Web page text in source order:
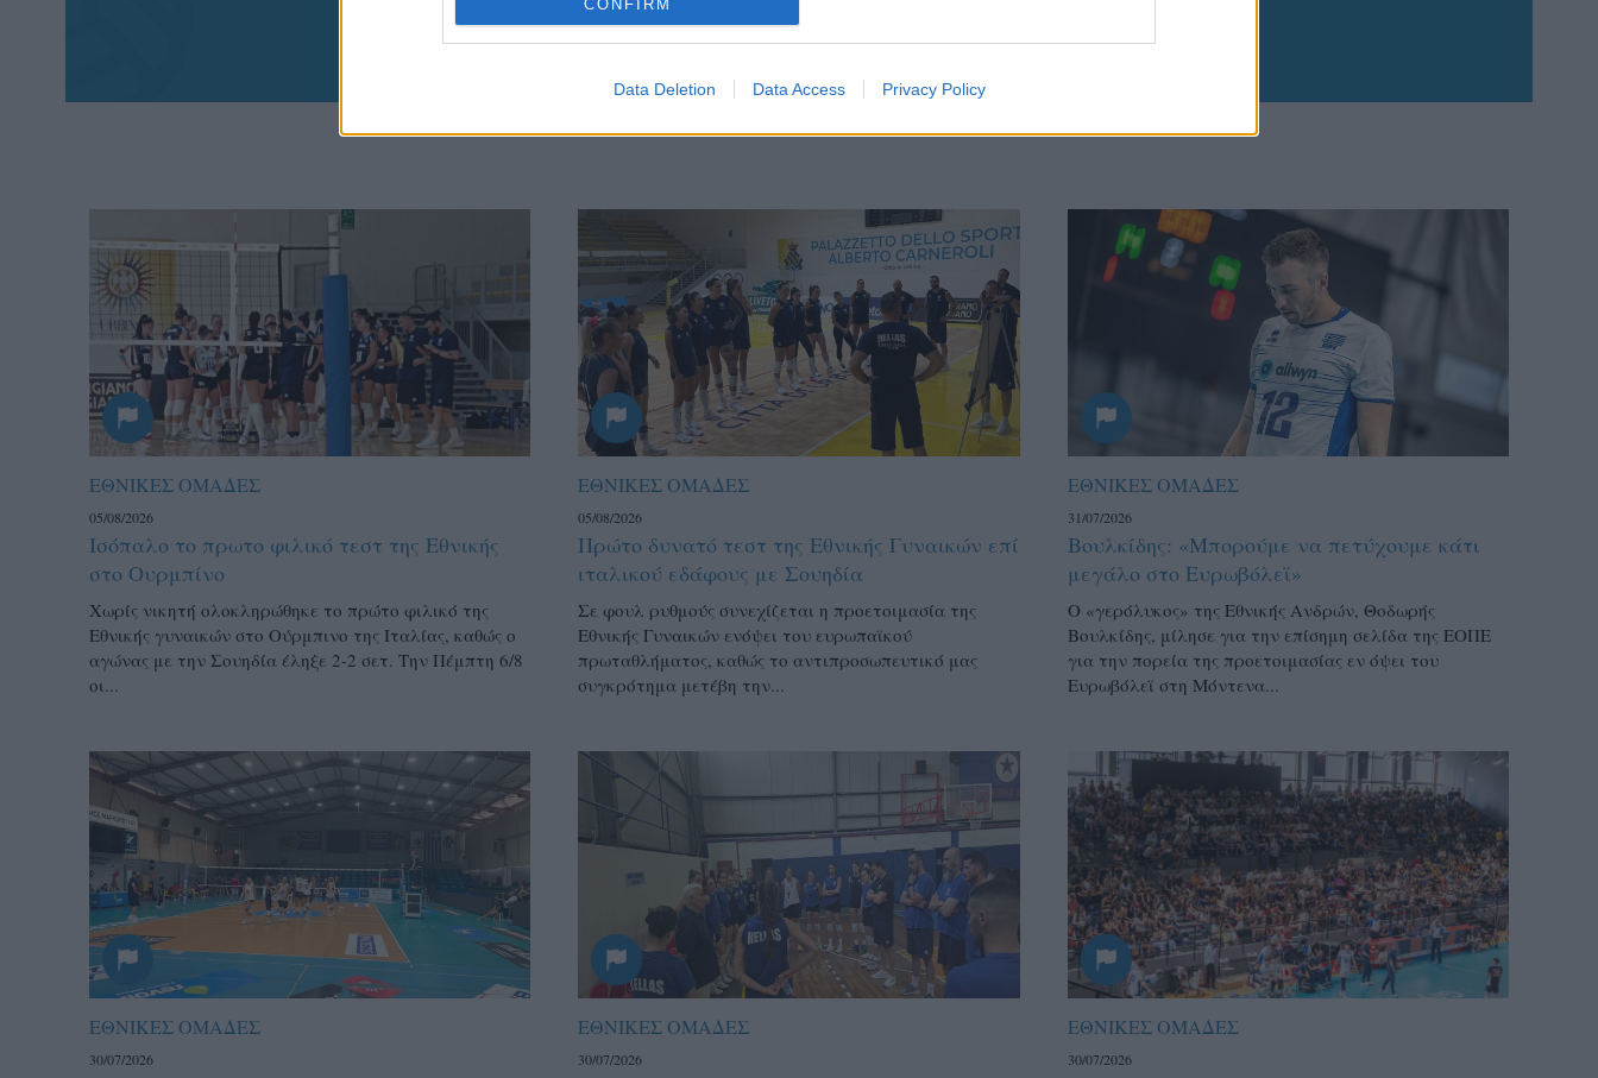
CONFIRM
Data Deletion Data Access Privacy Policy
παντού…
ΕΘΝΙΚΕΣ ΟΜΑΔΕΣ
05/08/2026
Ισόπαλο το πρωτο φιλικό τεστ της Εθνικής
στο Ουρμπίνο
Χωρίς νικητή ολοκληρώθηκε το πρώτο φιλικό της
Εθνικής γυναικών στο Ούρμπινο της Ιταλίας, καθώς ο
αγώνας με την Σουηδία έληξε 2-2 σετ. Την Πέμπτη 6/8
οι...
ΕΘΝΙΚΕΣ ΟΜΑΔΕΣ
05/08/2026
Πρώτο δυνατό τεστ της Εθνικής Γυναικών επί
ιταλικού εδάφους με Σουηδία
Σε φουλ ρυθμούς συνεχίζεται η προετοιμασία της
Εθνικής Γυναικών ενόψει του ευρωπαϊκού
πρωταθλήματος, καθώς το αντιπροσωπευτικό μας
συγκρότημα μετέβη την...
ΕΘΝΙΚΕΣ ΟΜΑΔΕΣ
31/07/2026
Βουλκίδης: «Μπορούμε να πετύχουμε κάτι
μεγάλο στο Ευρωβόλεϊ»
Ο «γερόλυκος» της Εθνικής Ανδρών, Θοδωρής
Βουλκίδης, μίλησε για την επίσημη σελίδα της ΕΟΠΕ
για την πορεία της προετοιμασίας εν όψει του
Ευρωβόλεϊ στη Μόντενα...
ΕΘΝΙΚΕΣ ΟΜΑΔΕΣ
30/07/2026
ΕΘΝΙΚΕΣ ΟΜΑΔΕΣ
30/07/2026
ΕΘΝΙΚΕΣ ΟΜΑΔΕΣ
30/07/2026